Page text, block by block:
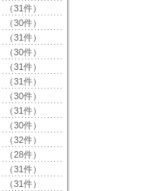
（31件）
（30件）
（31件）
（30件）
（31件）
（31件）
（30件）
（31件）
（30件）
（32件）
（28件）
（31件）
（31件）